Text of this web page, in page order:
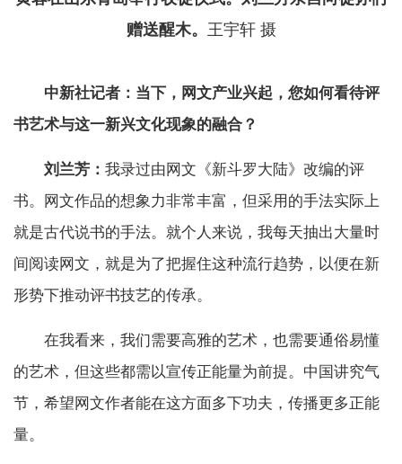
赠送醒木。 王宇轩 摄
中新社记者：当下，网文产业兴起，您如何看待评
书艺术与这一新兴文化现象的融合？
刘兰芳： 我录过由网文《新斗罗大陆》改编的评
书。网文作品的想象力非常丰富，但采用的手法实际上
就是古代说书的手法。就个人来说，我每天抽出大量时
间阅读网文，就是为了把握住这种流行趋势，以便在新
形势下推动评书技艺的传承。
在我看来，我们需要高雅的艺术，也需要通俗易懂
的艺术，但这些都需以宣传正能量为前提。中国讲究气
节，希望网文作者能在这方面多下功夫，传播更多正能
量。